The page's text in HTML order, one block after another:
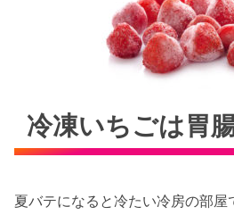
冷凍いちごは胃
夏バテになると冷たい冷房の部